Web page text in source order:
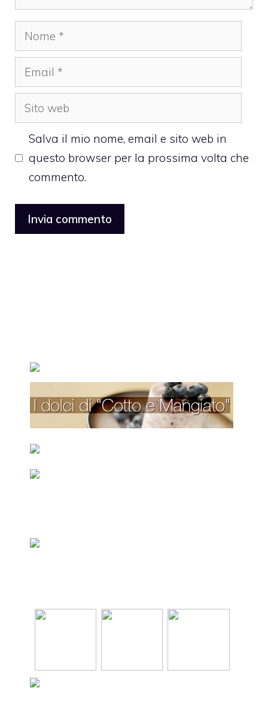
Nome
Email
Sito
web
Salva il mio nome, email e sito web in
questo browser per la prossima volta che
commento.